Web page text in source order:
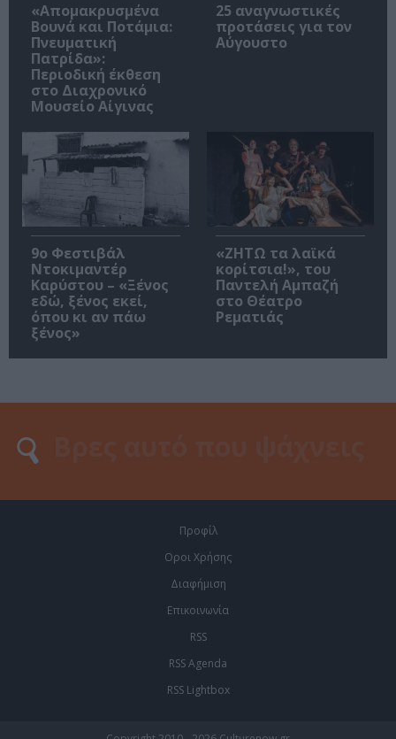
«Απομακρυσμένα
Βουνά και Ποτάμια:
Πνευματική
Πατρίδα»:
Περιοδική έκθεση
στο Διαχρονικό
Μουσείο Αίγινας
25 αναγνωστικές
προτάσεις για τον
Αύγουστο
9ο Φεστιβάλ
Ντοκιμαντέρ
Καρύστου – «Ξένος
εδώ, ξένος εκεί,
όπου κι αν πάω
ξένος»
«ΖΗΤΩ τα λαϊκά
κορίτσια!», του
Παντελή Αμπαζή
στο Θέατρο
Ρεματιάς
Προφίλ
Οροι Χρήσης
Διαφήμιση
Επικοινωνία
RSS
RSS Agenda
RSS Lightbox